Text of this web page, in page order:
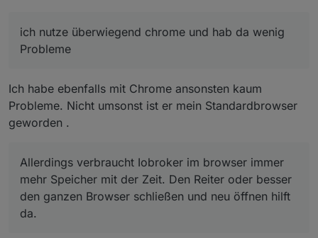
ich nutze überwiegend chrome und hab da wenig
Probleme
Ich habe ebenfalls mit Chrome ansonsten kaum
Probleme. Nicht umsonst ist er mein Standardbrowser
geworden .
Allerdings verbraucht Iobroker im browser immer
mehr Speicher mit der Zeit. Den Reiter oder besser
den ganzen Browser schließen und neu öffnen hilft
da.